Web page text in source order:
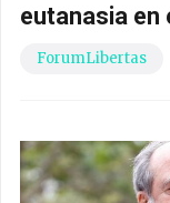
eutanasia en
ForumLibertas